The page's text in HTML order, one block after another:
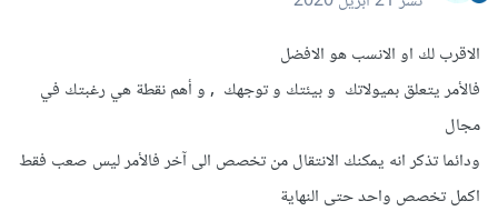
الاقرب لك او الانسب هو الافضل
فالأمر يتعلق بميولاتك و بيئتك و توجهك , و أهم نقطة هي رغبتك في
مجال
ودائما تذكر انه يمكنك الانتقال من تخصص الى آخر فالأمر ليس صعب فقط
اكمل تخصص واحد حتى النهاية